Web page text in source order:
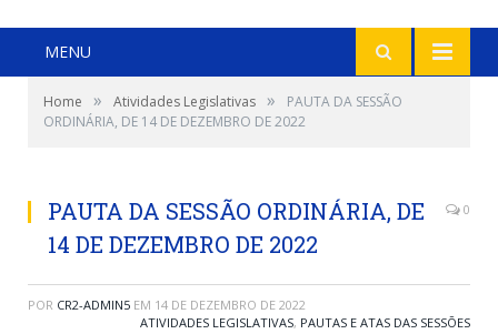
MENU
Home » Atividades Legislativas »
PAUTA DA SESSÃO
ORDINÁRIA, DE 14 DE DEZEMBRO DE 2022
PAUTA DA SESSÃO ORDINÁRIA, DE
14 DE DEZEMBRO DE 2022
0
POR CR2-ADMIN5 EM 14 DE DEZEMBRO DE 2022
ATIVIDADES LEGISLATIVAS, PAUTAS E ATAS DAS SESSÕES